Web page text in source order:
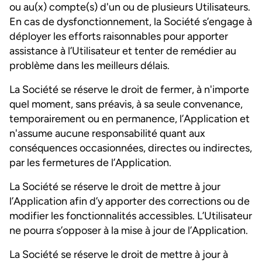
ou au(x) compte(s) d'un ou de plusieurs Utilisateurs.
En cas de dysfonctionnement, la Société s’engage à
déployer les efforts raisonnables pour apporter
assistance à l’Utilisateur et tenter de remédier au
problème dans les meilleurs délais.
La Société se réserve le droit de fermer, à n'importe
quel moment, sans préavis, à sa seule convenance,
temporairement ou en permanence, l’Application et
n'assume aucune responsabilité quant aux
conséquences occasionnées, directes ou indirectes,
par les fermetures de l’Application.
La Société se réserve le droit de mettre à jour
l’Application afin d’y apporter des corrections ou de
modifier les fonctionnalités accessibles. L’Utilisateur
ne pourra s’opposer à la mise à jour de l’Application.
La Société se réserve le droit de mettre à jour à